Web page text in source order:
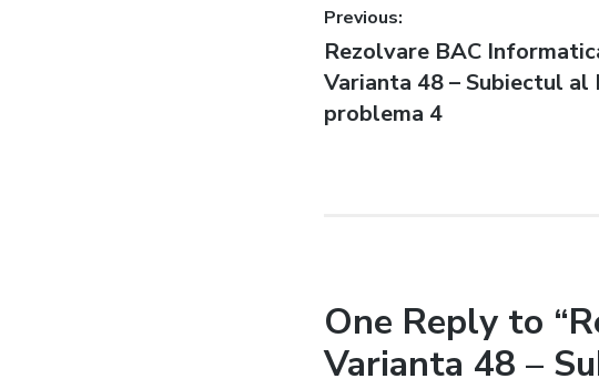
Post
navigation
Previous:
Previous
post:
Rezolvare BAC
Varianta 48 – Subiectul al
problema 4
One Reply to
Varianta 48 –